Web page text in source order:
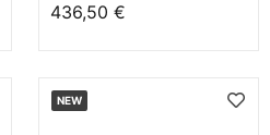
436,50 €
NEW